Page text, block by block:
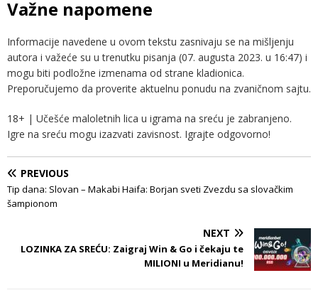
Važne napomene
Informacije navedene u ovom tekstu zasnivaju se na mišljenju
autora i važeće su u trenutku pisanja (07. augusta 2023. u 16:47) i
mogu biti podložne izmenama od strane kladionica.
Preporučujemo da proverite aktuelnu ponudu na zvaničnom sajtu.
18+ | Učešće maloletnih lica u igrama na sreću je zabranjeno.
Igre na sreću mogu izazvati zavisnost. Igrajte odgovorno!
PREVIOUS
Tip dana: Slovan – Makabi Haifa: Borjan sveti Zvezdu sa slovačkim
šampionom
NEXT
LOZINKA ZA SREĆU: Zaigraj Win & Go i čekaju te
MILIONI u Meridianu!